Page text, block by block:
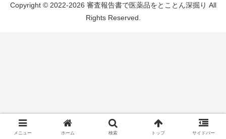
Copyright © 2022-2026 審査報告書で医薬品をとことん深掘り All
Rights Reserved.
メニュー ホーム 検索 トップ サイドバー